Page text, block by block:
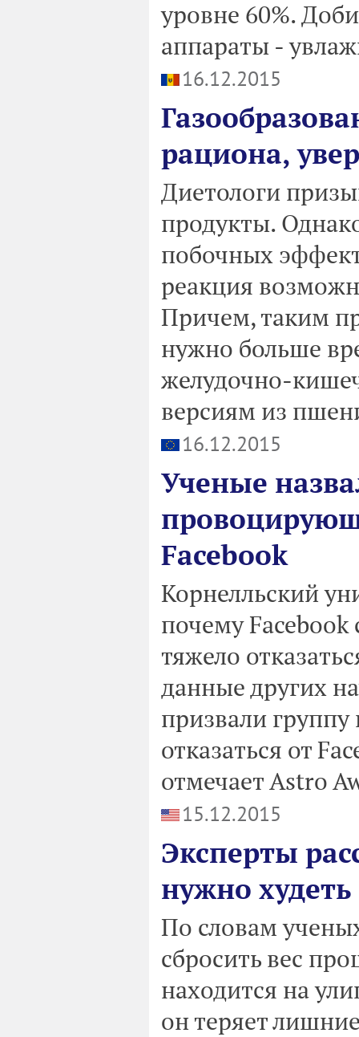
уровне 60%.
аппараты -
16.12.2015
рациона,
Диетологи
продукты.
побочных
реакция
Причем, таким
нужно больше
желудочно-
версиям из
16.12.2015
Ученые
Facebook
Корнелльский
почему Facebook
тяжело
данные других
призвали группу
отказаться от
отмечает Astro
15.12.2015
Эксперты
нужно худеть
По словам
сбросить вес
находится на
он теряет